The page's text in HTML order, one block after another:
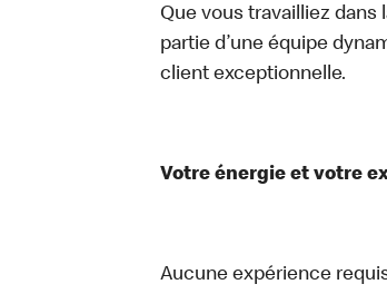
Que vous travailliez
partie d’une équipe
client exceptionnelle.
Votre énergie et votre
Aucune expérience